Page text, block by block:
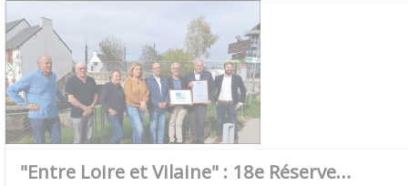
"Entre Loire et Vilaine" : 18e Réserve…